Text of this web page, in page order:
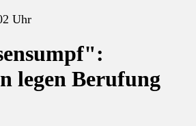
Uhr
legen Berufung